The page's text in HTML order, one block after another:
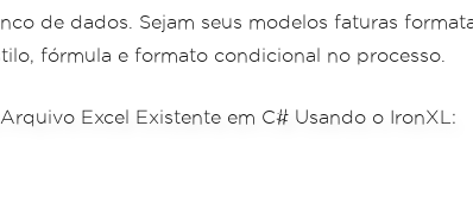
de dados. Sejam seus modelos faturas
fórmula e formato condicional no processo.